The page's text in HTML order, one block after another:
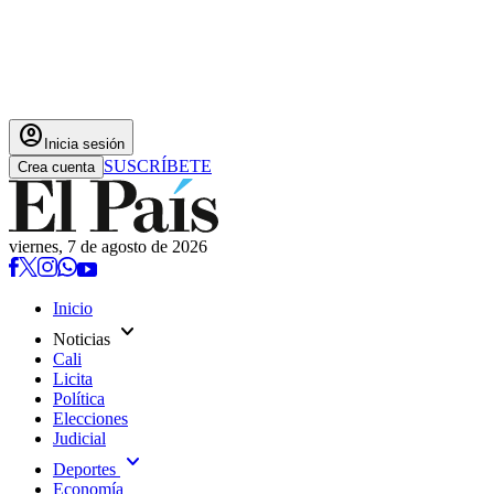
account_circle Inicia sesión
Crea cuenta SUSCRÍBETE
viernes, 7 de agosto de 2026
Inicio
Noticias expand_more
Cali
Licita
Política
Elecciones
Judicial
Deportes expand_more
Economía